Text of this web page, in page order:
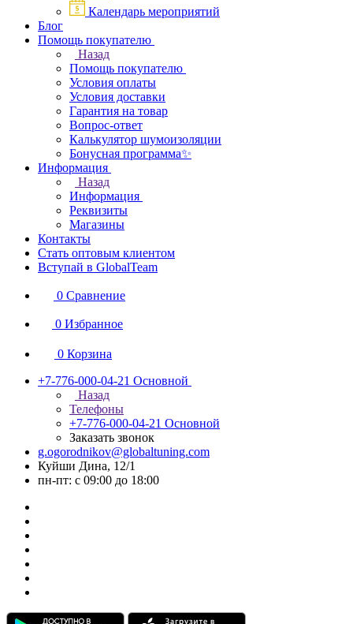
Календарь мероприятий
Блог
Помощь покупателю
Назад
Помощь покупателю
Условия оплаты
Условия доставки
Гарантия на товар
Вопрос-ответ
Калькулятор шумоизоляции
Бонусная программа✨
Информация
Назад
Информация
Реквизиты
Магазины
Контакты
Стать оптовым клиентом
Вступай в GlobalTeam
0 Сравнение
0 Избранное
0 Корзина
+7-776-000-04-21 Основной
Назад
Телефоны
+7-776-000-04-21 Основной
Заказать звонок
g.ogorodnikov@globaltuning.com
Куйши Дина, 12/1
пн-пт: с 09:00 до 18:00